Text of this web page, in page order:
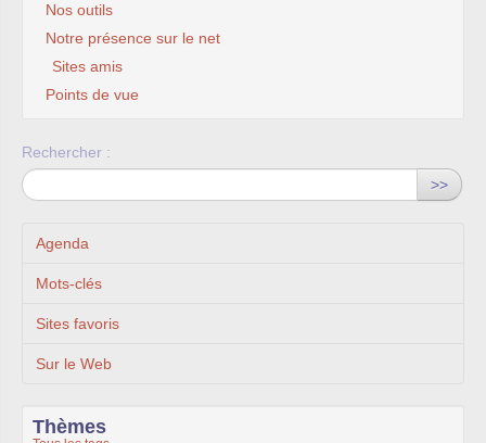
Nos outils
Notre présence sur le net
Sites amis
Points de vue
Rechercher :
>>
Agenda
Mots-clés
Sites favoris
Sur le Web
Thèmes